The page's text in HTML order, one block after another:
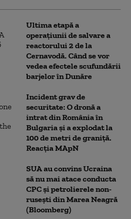
Ultima etapă a
operațiunii de salvare a
reactorului 2 de la
Cernavodă. Când se vor
vedea efectele scufundării
barjelor în Dunăre
Incident grav de
securitate: O dronă a
intrat din România în
Bulgaria şi a explodat la
100 de metri de graniţă.
Reacția MApN
SUA au convins Ucraina
să nu mai atace conducta
CPC şi petrolierele non-
ruseşti din Marea Neagră
(Bloomberg)